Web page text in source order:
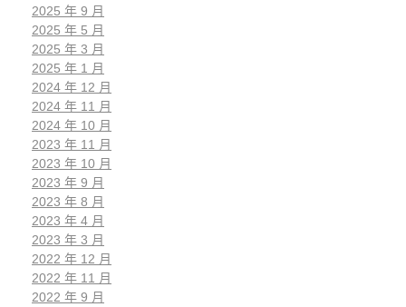
2025 年 9 月
2025 年 5 月
2025 年 3 月
2025 年 1 月
2024 年 12 月
2024 年 11 月
2024 年 10 月
2023 年 11 月
2023 年 10 月
2023 年 9 月
2023 年 8 月
2023 年 4 月
2023 年 3 月
2022 年 12 月
2022 年 11 月
2022 年 9 月